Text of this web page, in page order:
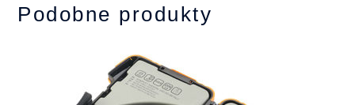
Podobne produkty